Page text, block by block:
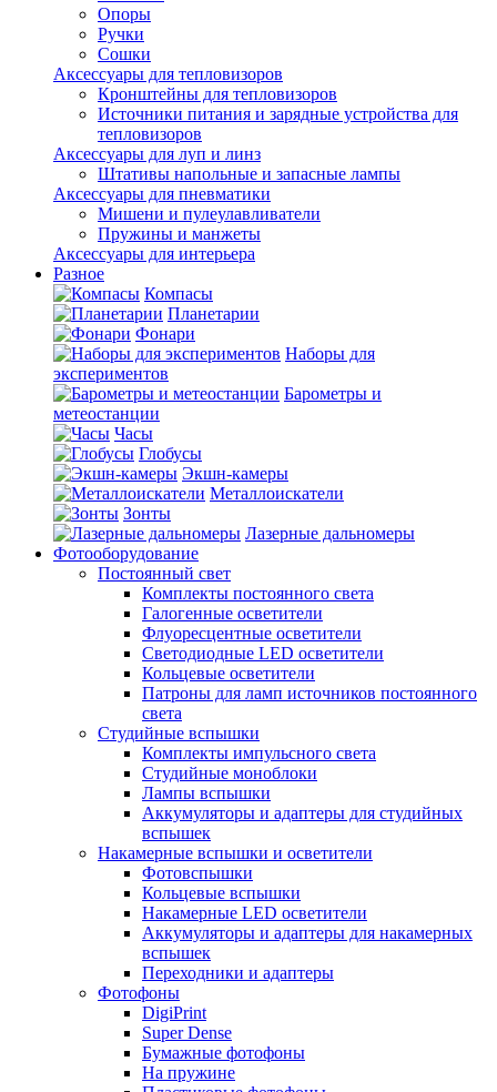
Опоры
Ручки
Сошки
Аксессуары для тепловизоров
Кронштейны для тепловизоров
Источники питания и зарядные устройства для
тепловизоров
Аксессуары для луп и линз
Штативы напольные и запасные лампы
Аксессуары для пневматики
Мишени и пулеулавливатели
Пружины и манжеты
Аксессуары для интерьера
Разное
Компасы
Планетарии
Фонари
Наборы для
экспериментов
Барометры и
метеостанции
Часы
Глобусы
Экшн-камеры
Металлоискатели
Зонты
Лазерные дальномеры
Фотооборудование
Постоянный свет
Комплекты постоянного света
Галогенные осветители
Флуоресцентные осветители
Светодиодные LED осветители
Кольцевые осветители
Патроны для ламп источников постоянного
света
Студийные вспышки
Комплекты импульсного света
Студийные моноблоки
Лампы вспышки
Аккумуляторы и адаптеры для студийных
вспышек
Накамерные вспышки и осветители
Фотовспышки
Кольцевые вспышки
Накамерные LED осветители
Аккумуляторы и адаптеры для накамерных
вспышек
Переходники и адаптеры
Фотофоны
DigiPrint
Super Dense
Бумажные фотофоны
На пружине